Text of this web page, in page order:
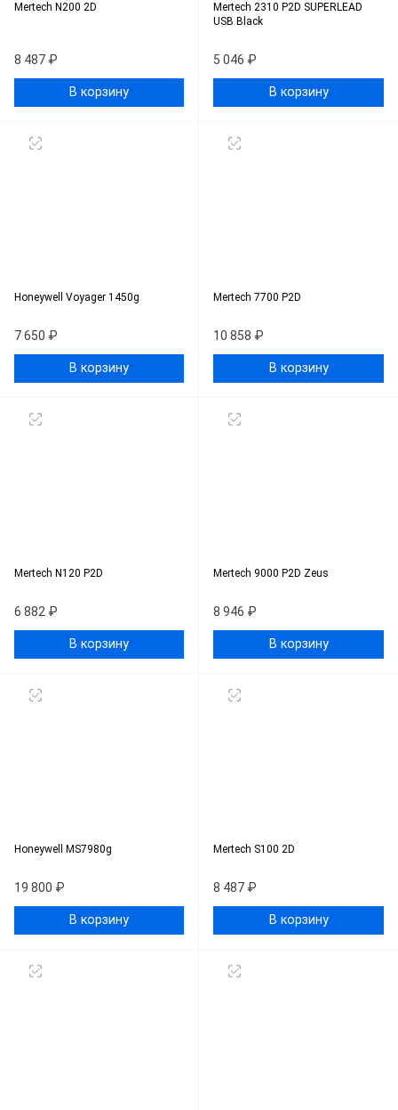
Mertech N200 2D
8 487 ₽
В корзину
Mertech 2310 P2D SUPERLEAD
USB Black
5 046 ₽
В корзину
Honeywell Voyager 1450g
7 650 ₽
В корзину
Mertech 7700 P2D
10 858 ₽
В корзину
Mertech N120 P2D
6 882 ₽
В корзину
Mertech 9000 P2D Zeus
8 946 ₽
В корзину
Honeywell MS7980g
19 800 ₽
В корзину
Mertech S100 2D
8 487 ₽
В корзину